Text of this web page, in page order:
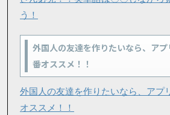
う！
外国人の友達を作りたいなら、アプ
番オススメ！！
外国人の友達を作りたいなら、アプ
オススメ！！